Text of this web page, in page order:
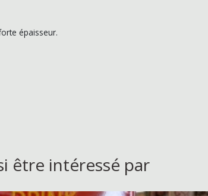
épaisseur.
être intéressé par